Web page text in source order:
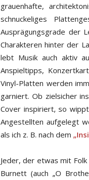
grauenhafte,
schnuckeliges
Ausprägungsgrade der
Charakteren hinter der
lebt Musik auch aktiv
Anspieltipps,
Vinyl-Platten werden
garniert. Ob zielsicher
Cover inspiriert, so
Angestellten aufgelegt
als ich z. B. nach dem
Jeder, der etwas mit
Burnett (auch „O